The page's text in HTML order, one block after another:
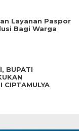
Layanan Paspor
Bagi Warga
BUPATI
CIPTAMULYA